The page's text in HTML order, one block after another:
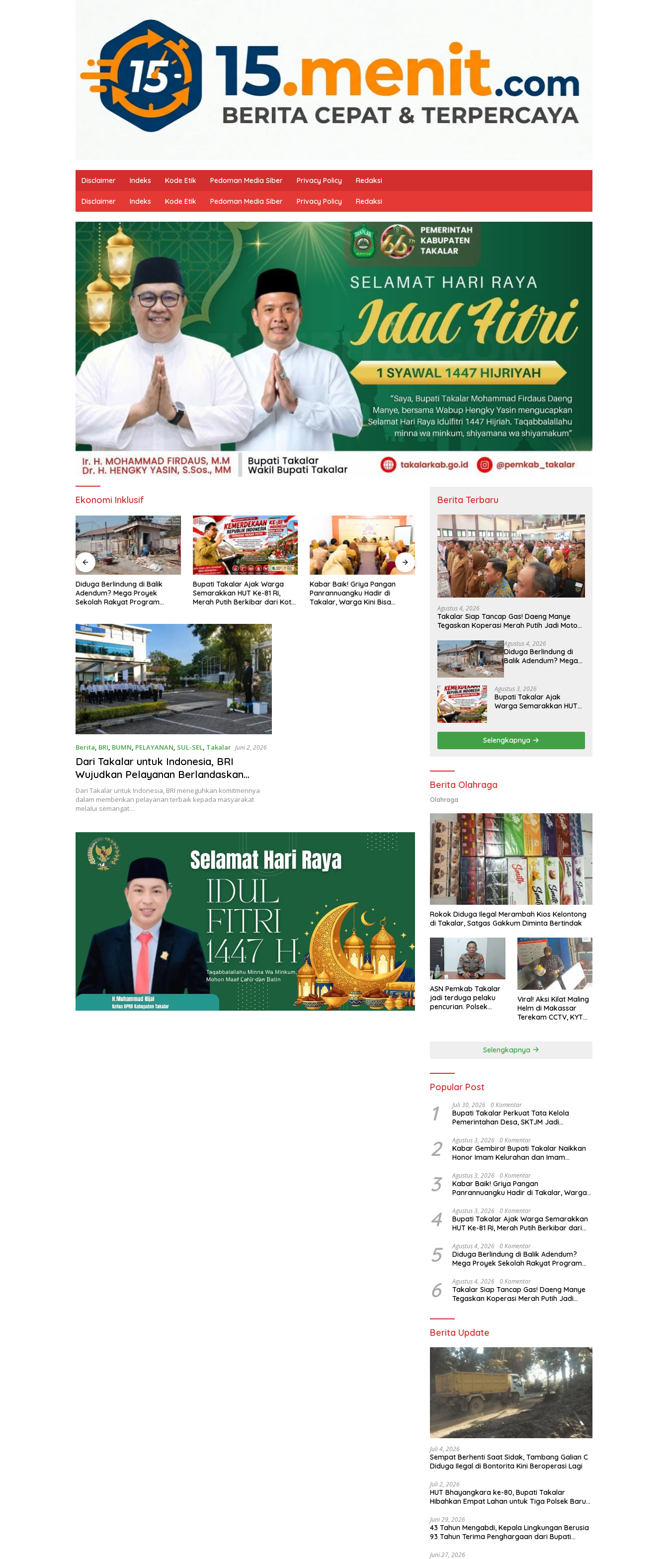
Disclaimer Indeks Kode Etik Pedoman Media Siber Privacy Policy Redaksi
Disclaimer Indeks Kode Etik Pedoman Media Siber Privacy Policy Redaksi
Ekonomi Inklusif
Diduga Berlindung di Balik
Adendum? Mega Proyek
Sekolah Rakyat Program
Transparan
Bupati Takalar Ajak Warga
Semarakkan HUT Ke-81 RI,
Merah Putih Berkibar dari Kota
Kabar Baik! Griya Pangan
Panrannuangku Hadir di
Takalar, Warga Kini Bisa
Kabar Gembira! Bupati Takalar
Naikkan Honor Imam
Lingkungan,Insentif 6 Bulan
Segera Dibayarkan
Bupati Takalar Perkuat Tata
Kelola Pemerintahan Desa,
Akuntabel
Berita, BRI, BUMN, PELAYANAN, SUL-SEL, Takalar Juni 2, 2026
Dari Takalar untuk Indonesia, BRI
Wujudkan Pelayanan Berlandaskan
Pancasila
Dari Takalar untuk Indonesia, BRI meneguhkan komitmennya
dalam memberikan pelayanan terbaik kepada masyarakat
melalui semangat…
Berita Terbaru
Agustus 4, 2026
Takalar Siap Tancap Gas! Daeng Manye
Tegaskan Koperasi Merah Putih Jadi Motor
Agustus 4, 2026
Diduga Berlindung di
Balik Adendum? Mega
Proyek Sekolah Rakyat
Program Presiden
Prabowo Rp229 Miliar di
Takalar Disorot, PPK
Diminta Transparan
Agustus 3, 2026
Bupati Takalar Ajak
Warga Semarakkan HUT
Pelosok Desa
Selengkapnya
Berita Olahraga
Olahraga
Rokok Diduga Ilegal Merambah Kios Kelontong
di Takalar, Satgas Gakkum Diminta Bertindak
ASN Pemkab Takalar
jadi terduga pelaku
pencurian. Polsek
Viral! Aksi Kilat Maling
Helm di Makassar
Terekam CCTV, KYT
Selengkapnya
Popular Post
1 Juli 30, 2026 0 Komentar
Bupati Takalar Perkuat Tata Kelola
Pemerintahan Desa, SKTJM Jadi
Akuntabel
2 Agustus 3, 2026 0 Komentar
Kabar Gembira! Bupati Takalar Naikkan
Honor Imam Kelurahan dan Imam
Dibayarkan
3 Agustus 3, 2026 0 Komentar
Kabar Baik! Griya Pangan
Panrannuangku Hadir di Takalar, Warga
4 Agustus 3, 2026 0 Komentar
Bupati Takalar Ajak Warga Semarakkan
HUT Ke-81 RI, Merah Putih Berkibar dari
5 Agustus 4, 2026 0 Komentar
Diduga Berlindung di Balik Adendum?
Mega Proyek Sekolah Rakyat Program
Disorot, PPK Diminta Transparan
6 Agustus 4, 2026 0 Komentar
Takalar Siap Tancap Gas! Daeng Manye
Tegaskan Koperasi Merah Putih Jadi
Berita Update
Juli 4, 2026
Sempat Berhenti Saat Sidak, Tambang Galian C
Diduga Ilegal di Bontorita Kini Beroperasi Lagi
Juli 2, 2026
HUT Bhayangkara ke-80, Bupati Takalar
Hibahkan Empat Lahan untuk Tiga Polsek Baru
Juni 29, 2026
43 Tahun Mengabdi, Kepala Lingkungan Berusia
93 Tahun Terima Penghargaan dari Bupati
Juni 27, 2026